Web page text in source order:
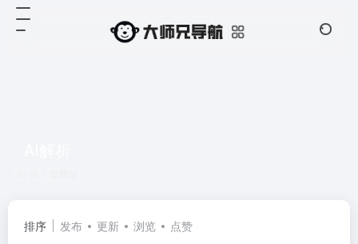
排序 发布 更新 浏览 点赞